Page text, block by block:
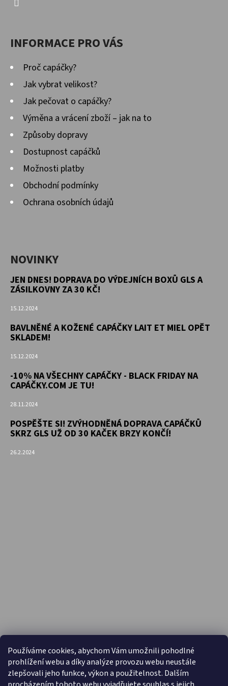
Používáme cookies, abychom Vám umožnili pohodlné
prohlížení webu a díky analýze provozu webu neustále
zlepšovali jeho funkce, výkon a použitelnost. Dalším
INFORMACE PRO VÁS
Proč capáčky?
Jak vybrat velikost?
Jak pečovat o capáčky?
Výměna a vrácení zboží – jak na to
Způsoby dopravy
Dostupnost capáčků
Možnosti platby
Obchodní podmínky
Ochrana osobních údajů
NOVINKY
JEN DNES! DOPRAVA DO VÝDEJNÍCH BOXŮ GLS A
ZÁSILKOVNY ZA 30 KČ!
15.12.2024
BAVLNĚNÉ A KOŽENÉ CAPÁČKY LAIT ET MIEL OPĚT
SKLADEM!
15.12.2024
-10% NA VŠECHNY CAPÁČKY - BLACK FRIDAY NA
CAPÁČKY.COM JE TU!
28.11.2024
POSPĚŠTE SI! ZVÝHODNĚNÁ DOPRAVA CAPÁČKŮ
SKRZ GLS UŽ OD 30 KAČEK BRZY KONČÍ!
26.2.2024
PŘIJÍMÁME ONLINE PLATBY